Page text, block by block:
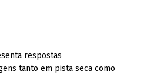
respostas
tanto em pista seca como